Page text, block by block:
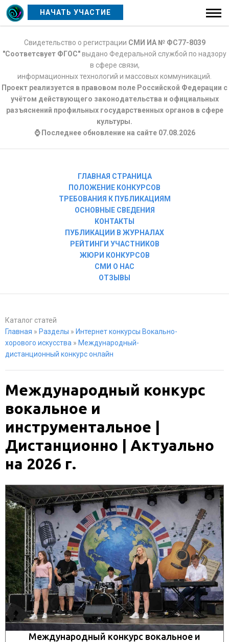
НАЧАТЬ УЧАСТИЕ
Свидетельство о регистрации СМИ ИА № ФС77-8039
"Соответсвует ФГОС"выдано Федеральной службой по надзору
в сфере связи,
информационных технологий и массовых коммуникаций.
Проект реализуется в правовом поле Российской Федерации с
учётом действующего законодательства и официальных
разъяснений профильных государственных органов в сфере
культуры.
⌚ Последнее обновление на сайте 07.08.2026
ГЛАВНАЯ СТРАНИЦА
ПОЛОЖЕНИЕ КОНКУРСОВ
ТРЕБОВАНИЯ К ПУБЛИКАЦИЯМ
ОСНОВНЫЕ СВЕДЕНИЯ
КОНТАКТЫ
ПУБЛИКАЦИИ В ЖУРНАЛАХ
РЕЙТИНГИ УЧАСТНИКОВ
ЖЮРИ КОНКУРСОВ
СМИ О НАС
ОТЗЫВЫ
Каталог статей
Главная » Разделы » Интернет конкурсы Вокально-
хорового искусства » Международный-
дистанционный конкурс онлайн
Международный конкурс
вокальное и
инструментальное |
Дистанционно | Актуально
на 2026 г.
Международный конкурс вокальное и